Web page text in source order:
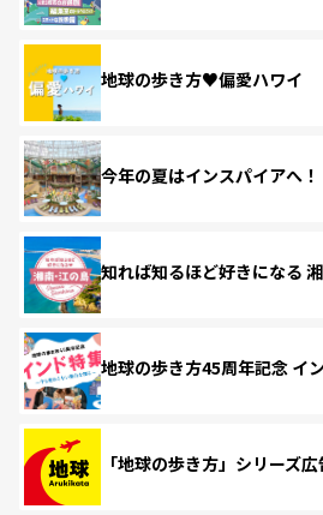
地球の歩き方♥偏愛ハワイ
今年の夏はインスパイアへ！
知れば知るほど好きになる
地球の歩き方45周年記念 イ
「地球の歩き方」シリーズ